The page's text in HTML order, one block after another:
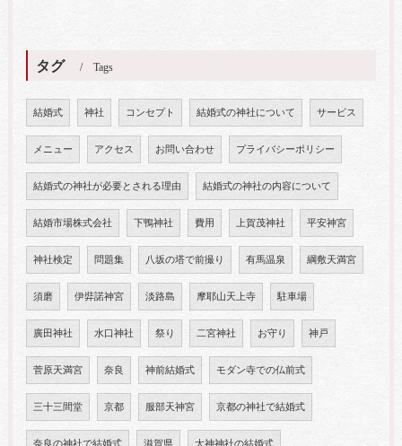
タグ Tags
結婚式 神社 コンセプト 結婚式の神社について サービス
メニュー アクセス お問い合わせ プライバシーポリシー
結婚式の神社が必要とされる理由 結婚式の神社の内容について
結婚市場株式会社 下鴨神社 費用 上賀茂神社 平安神宮
神社検定 問題集 八坂の塔で前撮り 有馬温泉 綱敷天満宮
須磨 伊弉諾神宮 淡路島 摩耶山天上寺 駐車場
廣田神社 水口神社 祭り 二宮神社 お守り 神戸
菅原天満宮 奈良 神前結婚式 モダン寺での仏前式
三十三間堂 京都 服部天神宮 京都の神社で結婚式
奈良の神社で結婚式 滋賀県 大神神社の結婚式